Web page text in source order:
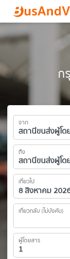
ก
จาก
ถึง
เที่ยวไป
เที่ยวกลับ (ไม่บังคับ)
ผู้โดยสาร